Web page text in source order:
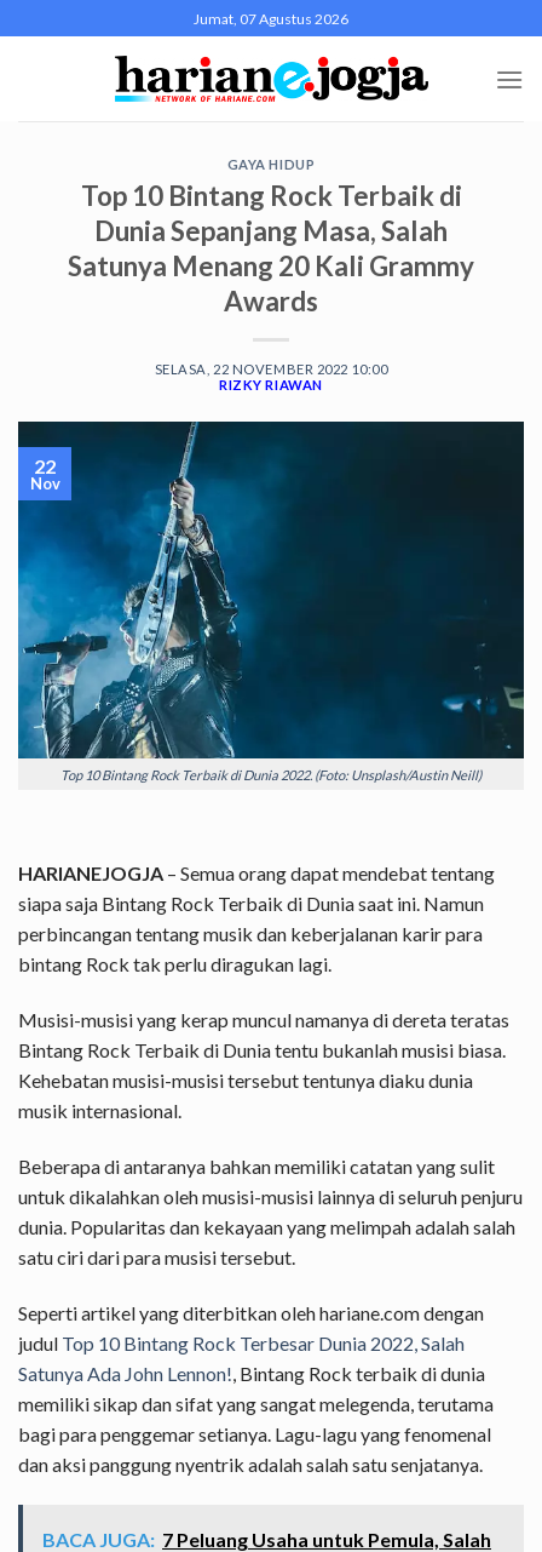
to
Jumat, 07 Agustus 2026
GAYA HIDUP
Top 10 Bintang Rock Terbaik di
Dunia Sepanjang Masa, Salah
Satunya Menang 20 Kali Grammy
Awards
SELASA, 22 NOVEMBER 2022 10:00
RIZKY RIAWAN
Top 10 Bintang Rock Terbaik di Dunia 2022. (Foto: Unsplash/Austin Neill)
22
Nov
HARIANEJOGJA – Semua orang dapat mendebat tentang
siapa saja Bintang Rock Terbaik di Dunia saat ini. Namun
perbincangan tentang musik dan keberjalanan karir para
bintang Rock tak perlu diragukan lagi.
Musisi-musisi yang kerap muncul namanya di dereta teratas
Bintang Rock Terbaik di Dunia tentu bukanlah musisi biasa.
Kehebatan musisi-musisi tersebut tentunya diaku dunia
musik internasional.
Beberapa di antaranya bahkan memiliki catatan yang sulit
untuk dikalahkan oleh musisi-musisi lainnya di seluruh penjuru
dunia. Popularitas dan kekayaan yang melimpah adalah salah
satu ciri dari para musisi tersebut.
Seperti artikel yang diterbitkan oleh hariane.com dengan
judul Top 10 Bintang Rock Terbesar Dunia 2022, Salah
Satunya Ada John Lennon! Bintang Rock terbaik di dunia
memiliki sikap dan sifat yang sangat melegenda, terutama
bagi para penggemar setianya. Lagu-lagu yang fenomenal
dan aksi panggung nyentrik adalah salah satu senjatanya.
BACA JUGA: 7 Peluang Usaha untuk Pemula, Salah